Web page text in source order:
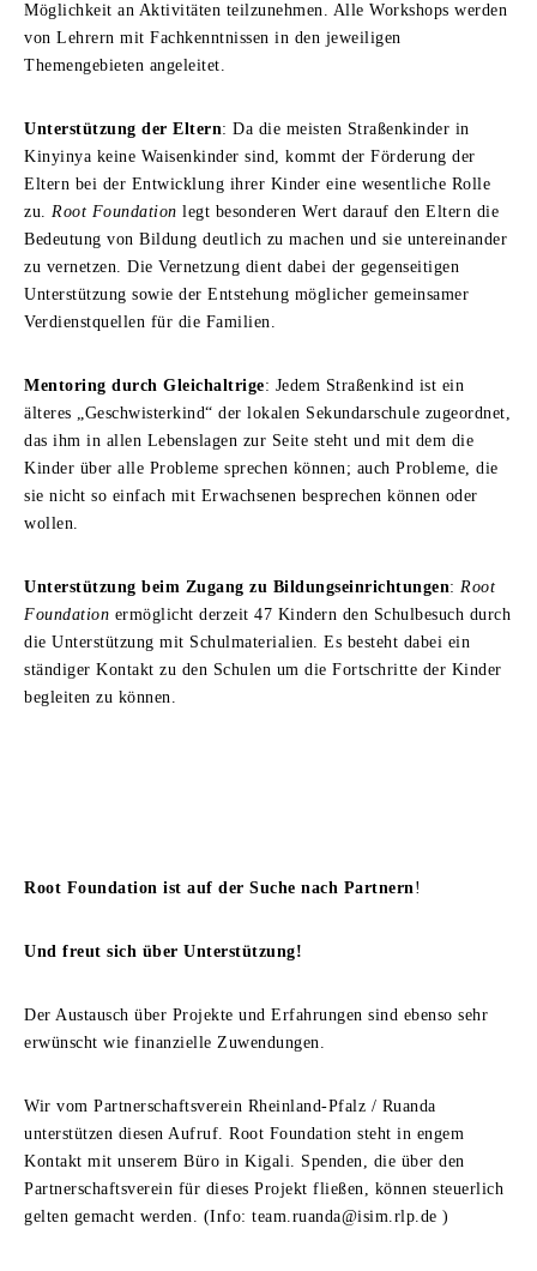
Möglichkeit an Aktivitäten teilzunehmen. Alle Workshops werden
von Lehrern mit Fachkenntnissen in den jeweiligen
Themengebieten angeleitet.
Unterstützung der Eltern: Da die meisten Straßenkinder in
Kinyinya keine Waisenkinder sind, kommt der Förderung der
Eltern bei der Entwicklung ihrer Kinder eine wesentliche Rolle
zu. Root Foundation legt besonderen Wert darauf den Eltern die
Bedeutung von Bildung deutlich zu machen und sie untereinander
zu vernetzen. Die Vernetzung dient dabei der gegenseitigen
Unterstützung sowie der Entstehung möglicher gemeinsamer
Verdienstquellen für die Familien.
Mentoring durch Gleichaltrige: Jedem Straßenkind ist ein
älteres „Geschwisterkind“ der lokalen Sekundarschule zugeordnet,
das ihm in allen Lebenslagen zur Seite steht und mit dem die
Kinder über alle Probleme sprechen können; auch Probleme, die
sie nicht so einfach mit Erwachsenen besprechen können oder
wollen.
Unterstützung beim Zugang zu Bildungseinrichtungen: Root
Foundation ermöglicht derzeit 47 Kindern den Schulbesuch durch
die Unterstützung mit Schulmaterialien. Es besteht dabei ein
ständiger Kontakt zu den Schulen um die Fortschritte der Kinder
begleiten zu können.
Root Foundation ist auf der Suche nach Partnern!
Und freut sich über Unterstützung!
Der Austausch über Projekte und Erfahrungen sind ebenso sehr
erwünscht wie finanzielle Zuwendungen.
Wir vom Partnerschaftsverein Rheinland-Pfalz / Ruanda
unterstützen diesen Aufruf. Root Foundation steht in engem
Kontakt mit unserem Büro in Kigali. Spenden, die über den
Partnerschaftsverein für dieses Projekt fließen, können steuerlich
gelten gemacht werden. (Info: team.ruanda@isim.rlp.de )